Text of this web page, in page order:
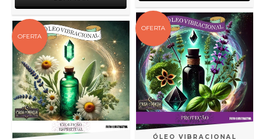
OFERTA
OFERTA
ÓLEO VIBRACIONAL